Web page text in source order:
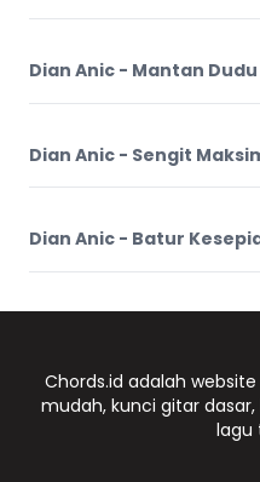
Dian Anic - Mantan
Dian Anic - Sengit
Dian Anic - Batur
Chords.id adalah
mudah, kunci gitar
lagu